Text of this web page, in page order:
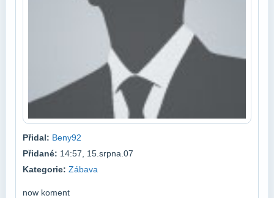
Přidal: Beny92
Přidané: 14:57, 15.srpna.07
Kategorie: Zábava
now koment